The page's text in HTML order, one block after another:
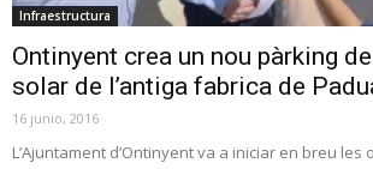
Infraestructura
Ontinyent crea un nou pàrking
solar de l’antiga fabrica de
16 junio, 2016
L’Ajuntament d’Ontinyent va a iniciar en breu